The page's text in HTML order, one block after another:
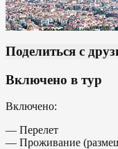
Поделиться с
Включено в тур
Включено:
— Перелет
— Проживание